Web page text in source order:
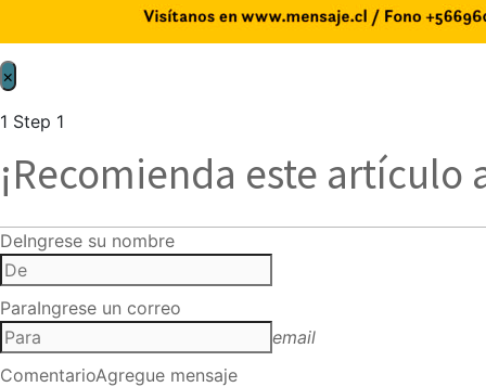
×
1 Step 1
¡Recomienda este artículo
DeIngrese su nombre
ParaIngrese un correo
email
ComentarioAgregue mensaje